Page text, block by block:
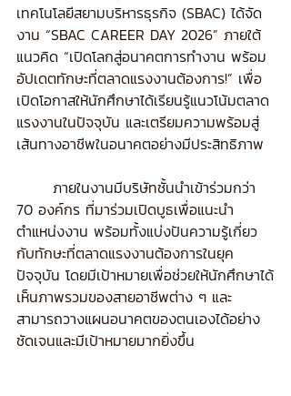
เทคโนโลยีสยามบริหารธุรกิจ (SBAC) ได้จัด
งาน “SBAC CAREER DAY 2026” ภายใต้
แนวคิด “เปิดโลกสู่อนาคตการทำงาน พร้อม
อัปเดตทักษะที่ตลาดแรงงานต้องการ!” เพื่อ
เปิดโอกาสให้นักศึกษาได้เรียนรู้แนวโน้มตลาด
แรงงานในปัจจุบัน และเตรียมความพร้อมสู่
เส้นทางอาชีพในอนาคตอย่างมีประสิทธิภาพ
70 องค์กร ที่มาร่วมเปิดบูธเพื่อแนะนำ
ตำแหน่งงาน พร้อมทั้งแบ่งปันความรู้เกี่ยว
กับทักษะที่ตลาดแรงงานต้องการในยุค
ปัจจุบัน โดยมีเป้าหมายเพื่อช่วยให้นักศึกษาได้
เห็นภาพรวมของสายอาชีพต่าง ๆ และ
สามารถวางแผนอนาคตของตนเองได้อย่าง
ชัดเจนและมีเป้าหมายมากยิ่งขึ้น